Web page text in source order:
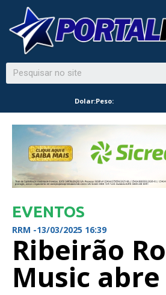
Dolar:Peso:
EVENTOS
RRM -13/03/2025 16:39
Ribeirão
Music abre